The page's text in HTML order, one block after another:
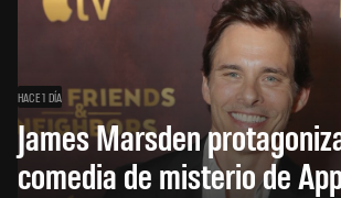
HACE 1 DÍA
James Marsden
comedia de misterio de